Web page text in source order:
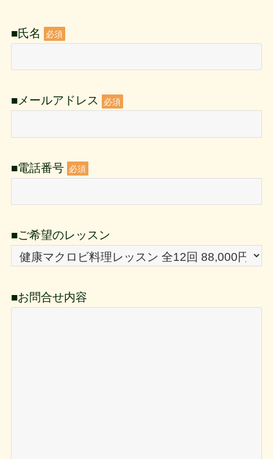
■氏名 必須
■メールアドレス 必須
■電話番号 必須
■ご希望のレッスン
■お問合せ内容